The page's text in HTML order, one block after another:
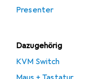
Presenter
Dazugehörig
KVM Switch